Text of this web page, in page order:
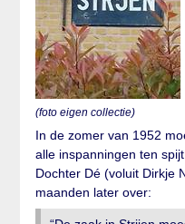
(foto eigen collectie)
In de zomer van 1952
alle inspanningen ten
Dochter Dé (voluit Dirkje
maanden later over: